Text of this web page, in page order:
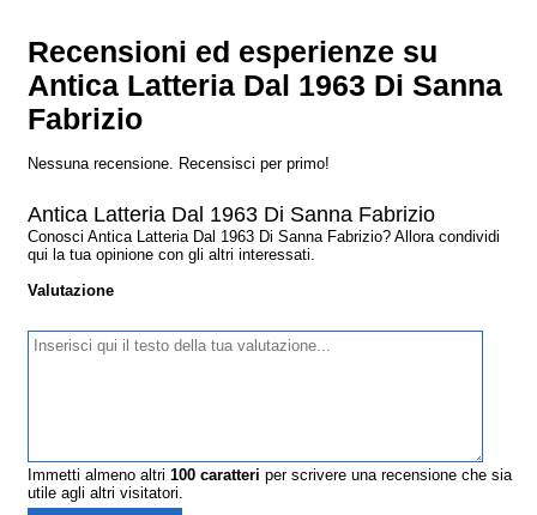
Recensioni ed esperienze su
Antica Latteria Dal 1963 Di Sanna
Fabrizio
Nessuna recensione. Recensisci per primo!
Antica Latteria Dal 1963 Di Sanna Fabrizio
Conosci Antica Latteria Dal 1963 Di Sanna Fabrizio? Allora condividi
qui la tua opinione con gli altri interessati.
Valutazione
Immetti almeno altri100 caratteri per scrivere una recensione che sia
utile agli altri visitatori.